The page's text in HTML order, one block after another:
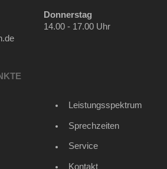
Donnerstag
14.00 - 17.00 Uhr
Leistungsspektrum
Sprechzeiten
Service
Kontakt